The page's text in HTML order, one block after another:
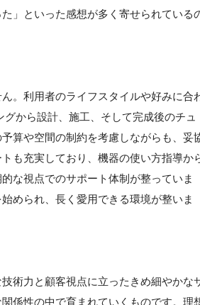
」といった感想が多く寄せられている
。利用者のライフスタイルや好みに合
から設計、施工、そして完成後のチュ
算や空間の制約を考慮しながらも、妥
も充実しており、機器の使い方指導か
な視点でのサポート体制が整っていま
められ、長く愛用できる環境が整いま
術力と顧客視点に立ったきめ細やかな
係性の中で育まれていくものです。理